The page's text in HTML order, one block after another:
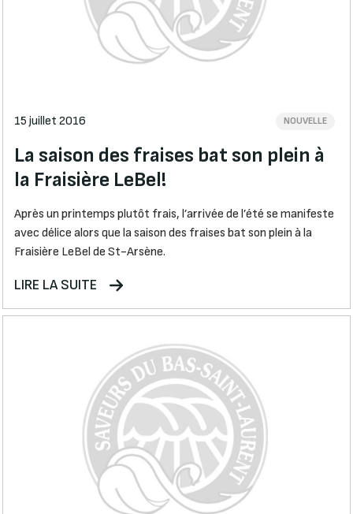
15 juillet 2016 NOUVELLE
La saison des fraises bat son plein à
la Fraisière LeBel!
Après un printemps plutôt frais, l’arrivée de l’été se manifeste
avec délice alors que la saison des fraises bat son plein à la
Fraisière LeBel de St-Arsène.
LIRE LA SUITE